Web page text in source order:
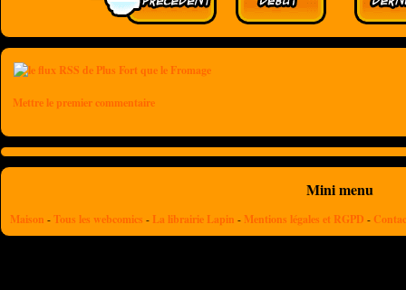
Mettre le premier commentaire
Mini menu
Maison -Tous les webcomics - La librairie Lapin - Mentions légales et RGPD -